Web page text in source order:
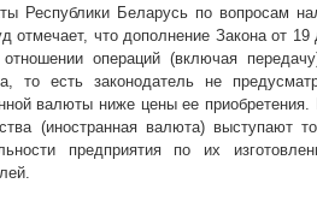
Республики Беларусь по вопросам
отмечает, что дополнение Закона от 19
операций (включая
то есть законодатель не
валюты ниже цены ее
(иностранная валюта) выступают
предприятия по их